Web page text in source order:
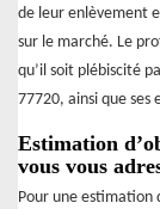
de leur enlèvement
sur le marché. Le
qu’il soit plébiscité
77720, ainsi que ses
Estimation
vous vous
Pour une estimation